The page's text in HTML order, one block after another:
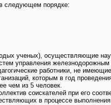
следующем порядке:
ученых), осуществляющие
управления железнодорожным
работники, не
которым в год
чем из 5 человек.
соискателей при его
в процессе